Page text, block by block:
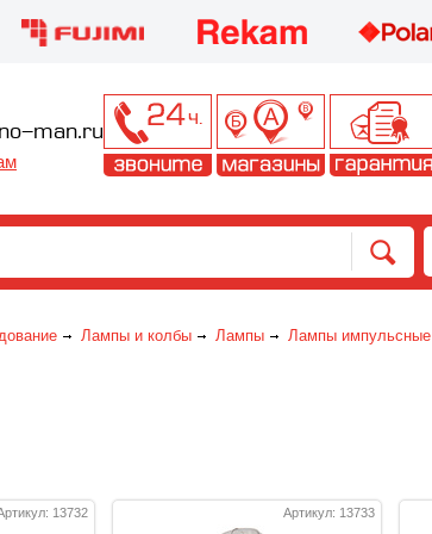
man.ru
Лампы и колбы Лампы Лампы импульсные
13732 Артикул: 13733